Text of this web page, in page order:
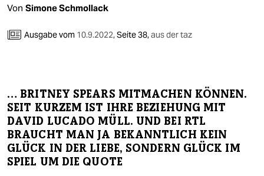
berlin
wahrheit
verlag
verlag
veranstaltungen
Von Simone Schmollack
Ausgabe vom 10.9.2022,Seite 38,aus der taz
… BRITNEY SPEARS MITMACHEN KÖNNEN.
SEIT KURZEM IST IHRE BEZIEHUNG MIT
DAVID LUCADO MÜLL. UND BEI RTL
BRAUCHT MAN JA BEKANNTLICH KEIN
GLÜCK IN DER LIEBE, SONDERN GLÜCK IM
SPIEL UM DIE QUOTE